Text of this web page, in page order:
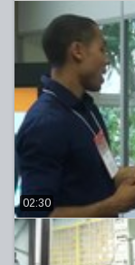
02:30